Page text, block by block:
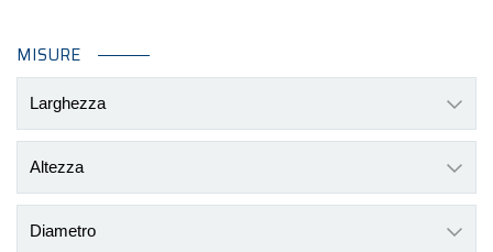
MISURE
Larghezza
Altezza
Diametro